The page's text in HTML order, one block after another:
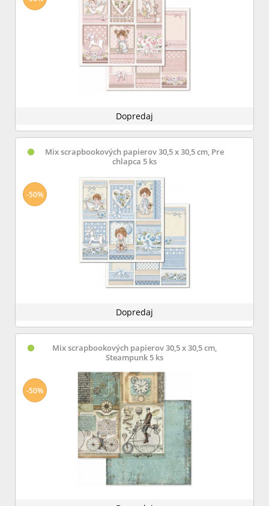
Dopredaj
Mix scrapbookových papierov 30,5 x 30,5 cm, Pre
chlapca 5 ks
Dopredaj
-50%
Mix scrapbookových papierov 30,5 x 30,5 cm,
Steampunk 5 ks
-50%